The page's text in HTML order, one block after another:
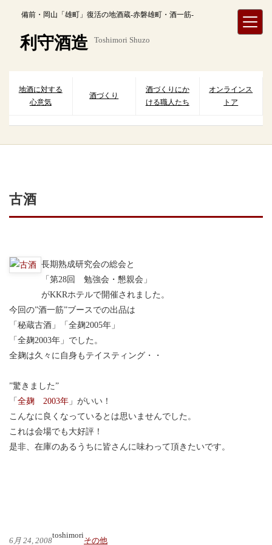
備前・岡山「雄町」復活の地酒蔵-赤磐雄町・酒一筋-
利守酒造 Toshimori Shuzo
地酒に対する
心意気
酒づくり
酒づくりにか
ける職人たち
オンラインス
トア
古酒
長期熟成研究会の総会と
「第28回 勉強会・懇親会」
がKKRホテルで開催されました。
今回の”酒一筋”ブースでの出品は
「秘蔵古酒」「全麹2005年」
「全麹2003年」でした。
全麹は久々に自身もテイスティング・・
”驚きました”
「全麹 2003年 」がいい！
こんなに良くなっているとは思いませんでした。
これは会場でも大好評！
是非、在庫のあるうちに皆さんに味わって頂きたいです。
6月 24, 2008
toshimori
その他